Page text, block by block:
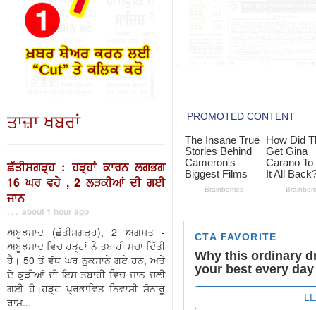
ਤਾਜ਼ਾ ਖਬਰਾਂ
ਛੱਤੀਸਗੜ੍ਹ : ਹੜ੍ਹਾਂ ਕਾਰਨ ਲਗਭਗ
16 ਘਰ ਵਹੇ , 2 ਲੜਕੀਆਂ ਦੀ ਗਈ
ਜਾਨ
. . . about 1 hour ago
ਅਬੂਝਮਾਦ (ਛੱਤੀਸਗੜ੍ਹ), 2 ਅਗਸਤ -
ਅਬੂਝਮਾਦ ਵਿਚ ਹੜ੍ਹਾਂ ਨੇ ਤਬਾਹੀ ਮਚਾ ਦਿੱਤੀ
ਹੈ। 50 ਤੋਂ ਵੱਧ ਘਰ ਨੁਕਸਾਨੇ ਗਏ ਹਨ, ਅਤੇ
ਦੋ ਕੁੜੀਆਂ ਦੀ ਇਸ ਤਬਾਹੀ ਵਿਚ ਜਾਨ ਚਲੀ
ਗਈ ਹੈ।ਹੜ੍ਹ ਪ੍ਰਭਾਵਿਤ ਨਿਵਾਸੀ ਸੋਨਾਰੂ
ਰਾਮ...